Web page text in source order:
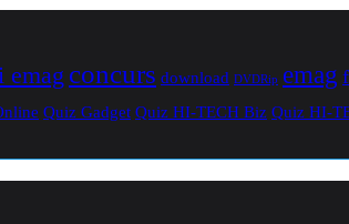
emag concurs download DVDRip emag
Quiz Gadget Quiz HI-TECH Biz Quiz HI-